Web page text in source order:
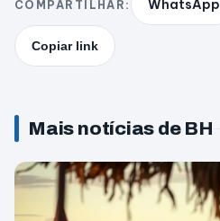
COMPARTILHAR: WhatsApp
Copiar link
Mais notícias de BH